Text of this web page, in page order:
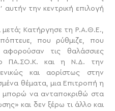
αυτήν την κεντρική επιλογή
μετά; Κατήργησε τη Ρ.Α.Θ.Ε.,
που ρύθμιζε, που
τις θαλάσσιες
ΠΑ.ΣΟ.Κ. και η Ν.Δ. την
και αορίστως στην
θέματα, μια Επιτροπή η
μπορώ να ανταποκριθώ στα
και δεν ξέρω τι άλλο και